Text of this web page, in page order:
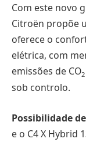
Com este novo
Citroën propõe
oferece o
elétrica, com
emissões de CO2
sob controlo.
Possibilidade
e o C4 X Hybrid